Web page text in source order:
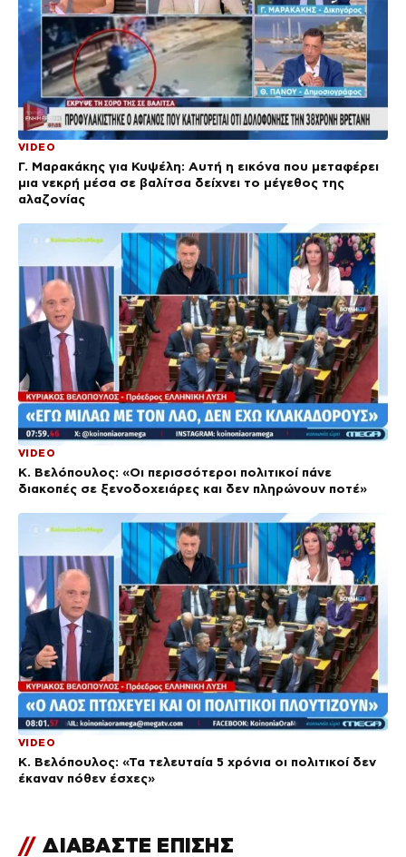
VIDEO
Γ. Μαρακάκης για Κυψέλη: Αυτή η εικόνα που μεταφέρει
μια νεκρή μέσα σε βαλίτσα δείχνει το μέγεθος της
αλαζονίας
VIDEO
Κ. Βελόπουλος: «Οι περισσότεροι πολιτικοί πάνε
διακοπές σε ξενοδοχειάρες και δεν πληρώνουν ποτέ»
VIDEO
Κ. Βελόπουλος: «Τα τελευταία 5 χρόνια οι πολιτικοί δεν
έκαναν πόθεν έσχες»
// ΔΙΑΒΑΣΤΕ ΕΠΙΣΗΣ